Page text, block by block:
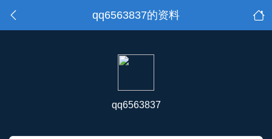
qq6563837的资料
qq6563837